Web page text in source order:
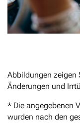
Abbildungen zeigen
Änderungen und
* Die angegebenen
wurden nach den